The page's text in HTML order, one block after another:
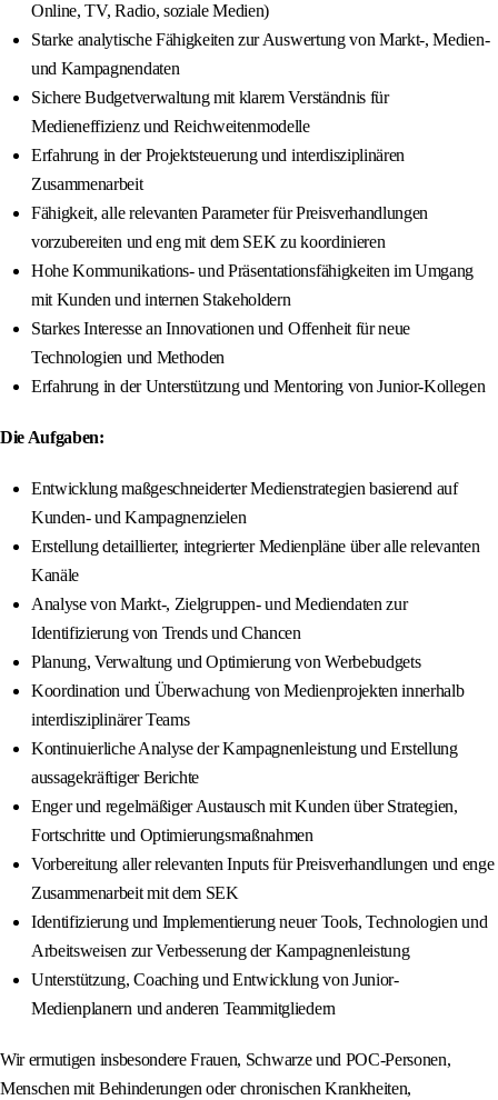
Online, TV, Radio, soziale Medien)
Starke analytische Fähigkeiten zur Auswertung von Markt-, Medien-
und Kampagnendaten
Sichere Budgetverwaltung mit klarem Verständnis für
Medieneffizienz und Reichweitenmodelle
Erfahrung in der Projektsteuerung und interdisziplinären
Zusammenarbeit
Fähigkeit, alle relevanten Parameter für Preisverhandlungen
vorzubereiten und eng mit dem SEK zu koordinieren
Hohe Kommunikations- und Präsentationsfähigkeiten im Umgang
mit Kunden und internen Stakeholdern
Starkes Interesse an Innovationen und Offenheit für neue
Technologien und Methoden
Erfahrung in der Unterstützung und Mentoring von Junior-Kollegen
Die Aufgaben:
Entwicklung maßgeschneiderter Medienstrategien basierend auf
Kunden- und Kampagnenzielen
Erstellung detaillierter, integrierter Medienpläne über alle relevanten
Kanäle
Analyse von Markt-, Zielgruppen- und Mediendaten zur
Identifizierung von Trends und Chancen
Planung, Verwaltung und Optimierung von Werbebudgets
Koordination und Überwachung von Medienprojekten innerhalb
interdisziplinärer Teams
Kontinuierliche Analyse der Kampagnenleistung und Erstellung
aussagekräftiger Berichte
Enger und regelmäßiger Austausch mit Kunden über Strategien,
Fortschritte und Optimierungsmaßnahmen
Vorbereitung aller relevanten Inputs für Preisverhandlungen und enge
Zusammenarbeit mit dem SEK
Identifizierung und Implementierung neuer Tools, Technologien und
Arbeitsweisen zur Verbesserung der Kampagnenleistung
Unterstützung, Coaching und Entwicklung von Junior-
Medienplanern und anderen Teammitgliedern
Wir ermutigen insbesondere Frauen, Schwarze und POC-Personen,
Menschen mit Behinderungen oder chronischen Krankheiten,